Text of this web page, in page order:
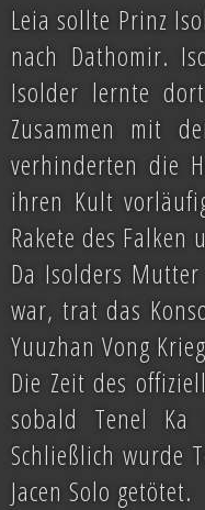
Leia sollte Prinz
nach Dathomir.
Isolder lernte
Zusammen mit
verhinderten die
ihren Kult
Rakete des Falken
Da Isolders
war, trat das
Yuuzhan Vong
Die Zeit des
sobald Tenel
Schließlich wurde
Jacen Solo getötet.